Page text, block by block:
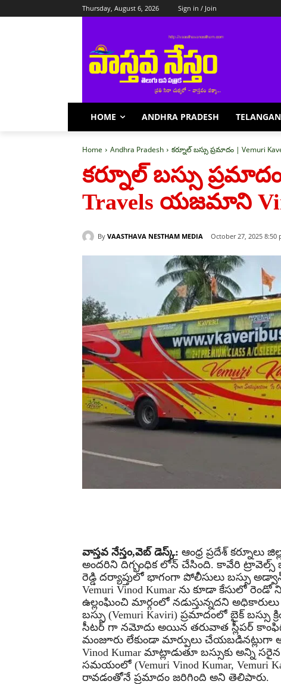
Thursday, August 6, 2026 Sign in / Join
HOME ANDHRA PRADESH
Home Andhra Pradesh కర్నూల్ బస్సు ప్రమాదం | Vemuri
కర్నూల్ బస్సు
Travels యజమాని
By VAASTHAVA NESTHAM MEDIA October 27, 2025 8:50
వాస్తవ నేస్తం,వెబ్ డెస్క్: ఆంధ్ర ప్రదేశ్ కర్నూలు
అందరిని దిగ్భంధిక లోన్ చేసింది. కావేరి
రెడ్డి దర్యాప్తులో భాగంగా పోలీసులు బస్సు
Vemuri Vinod Kumar ను కూడా కేసులో రెండో
ఉల్లంఘించి మార్గంలో నడుస్తున్నదని
బస్సు (Vemuri Kaviri) ప్రమాదంలో బైక్
సీటర్ గా నమోదు అయిన తరువాత స్లీపర్
మంజూరు లేకుండా మార్పులు
Vinod Kumar మాట్లాడుతూ బస్సుకు అన్ని
సమయంలో (Vemuri Vinod Kumar, Vemuri
రావడంతోనే ప్రమాదం జరిగింది అని తెలిపారు.